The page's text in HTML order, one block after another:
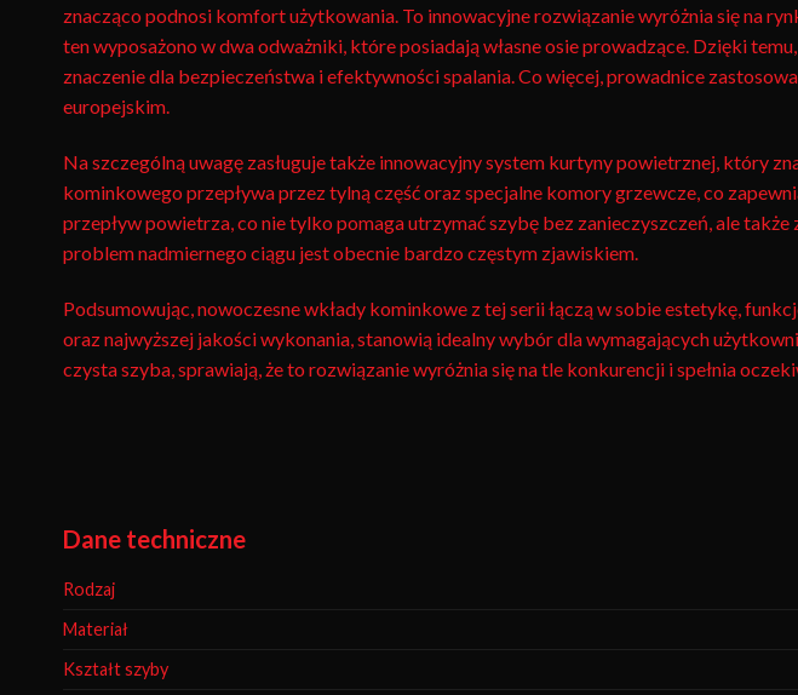
znacząco podnosi komfort użytkowania. To innowacyjne rozwiązanie wyróżnia się na
ten wyposażono w dwa odważniki, które posiadają własne osie prowadzące. Dzięki
znaczenie dla bezpieczeństwa i efektywności spalania. Co więcej, prowadnice
europejskim.
Na szczególną uwagę zasługuje także innowacyjny system kurtyny powietrznej, który
kominkowego przepływa przez tylną część oraz specjalne komory grzewcze, co
przepływ powietrza, co nie tylko pomaga utrzymać szybę bez zanieczyszczeń, ale
problem nadmiernego ciągu jest obecnie bardzo częstym zjawiskiem.
Podsumowując, nowoczesne wkłady kominkowe z tej serii łączą w sobie estetykę,
oraz najwyższej jakości wykonania, stanowią idealny wybór dla wymagających
czysta szyba, sprawiają, że to rozwiązanie wyróżnia się na tle konkurencji i spełnia
Dane techniczne
Rodzaj
Materiał
Kształt szyby